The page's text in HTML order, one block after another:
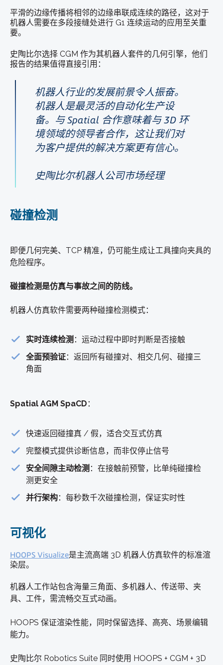
平滑的边缘传播将相邻的边缘串联成连续的路径，这对于
机器人需要在多段接缝处进行 G1 连续运动的应用至关重
要。
史陶比尔选择 CGM 作为其机器人套件的几何引擎，他们
报告的结果值得直接引用：
机器人行业的发展前景令人振奋。
机器人是最灵活的自动化生产设
备。与 Spatial 合作意味着与 3D 环
境领域的领导者合作，这让我们对
为客户提供的解决方案更有信心。
史陶比尔机器人公司市场经理
碰撞检测
即便几何完美、TCP 精准，仍可能生成让工具撞向夹具的
危险程序。
碰撞检测是仿真与事故之间的防线。
机器人仿真软件需要两种碰撞检测模式：
实时连续检测 ：运动过程中即时判断是否接触
全面预验证：返回所有碰撞对、相交几何、碰撞三
角面
Spatial AGM SpaCD ：
快速返回碰撞真 / 假，适合交互式仿真
完整模式提供诊断信息，而非仅停止信号
安全间隙主动检测 ：在接触前预警，比单纯碰撞检
测更安全
并行架构：每秒数千次碰撞检测，保证实时性
可视化
HOOPS Visualize是主流高端 3D 机器人仿真软件的标准渲
染层。
机器人工作站包含海量三角面、多机器人、传送带、夹
具、工件，需流畅交互式动画。
HOOPS 保证渲染性能，同时保留选择、高亮、场景编辑
能力。
史陶比尔 Robotics Suite 同时使用 HOOPS + CGM + 3D